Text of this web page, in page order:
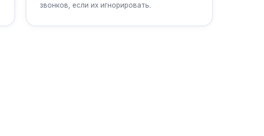
звонков, если их игнорировать.